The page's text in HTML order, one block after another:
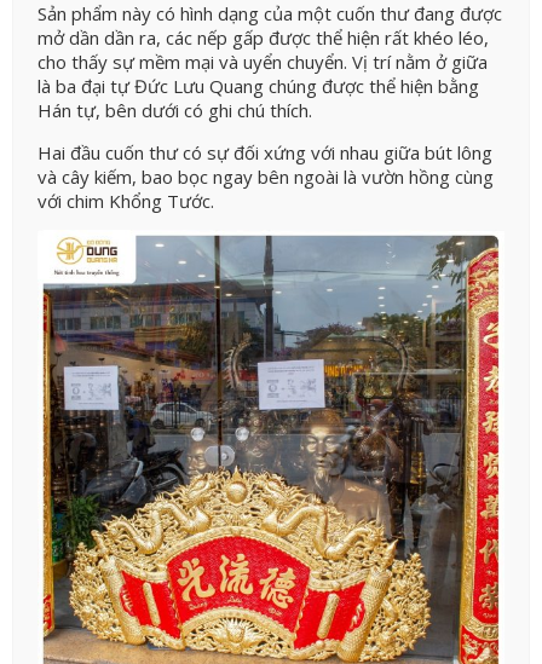
Sản phẩm này có hình dạng của một cuốn thư đang được
mở dần dần ra, các nếp gấp được thể hiện rất khéo léo,
cho thấy sự mềm mại và uyển chuyển. Vị trí nằm ở giữa
là ba đại tự Đức Lưu Quang chúng được thể hiện bằng
Hán tự, bên dưới có ghi chú thích.
Hai đầu cuốn thư có sự đối xứng với nhau giữa bút lông
và cây kiếm, bao bọc ngay bên ngoài là vườn hồng cùng
với chim Khổng Tước.